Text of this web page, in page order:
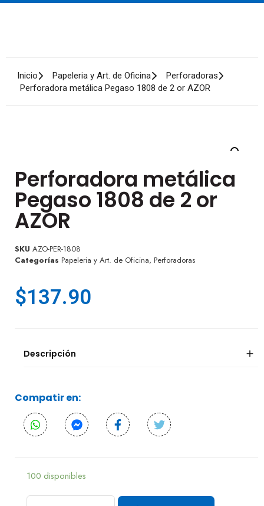
Inicio Papeleria y Art. de Oficina
Perforadoras
Perforadora metálica Pegaso 1808 de 2 or AZOR
Perforadora metálica
Pegaso 1808 de 2 or
AZOR
SKU AZO-PER-1808
Categorías Papeleria y Art. de Oficina, Perforadoras
$137.90
Descripción
Compatir en:
100 disponibles